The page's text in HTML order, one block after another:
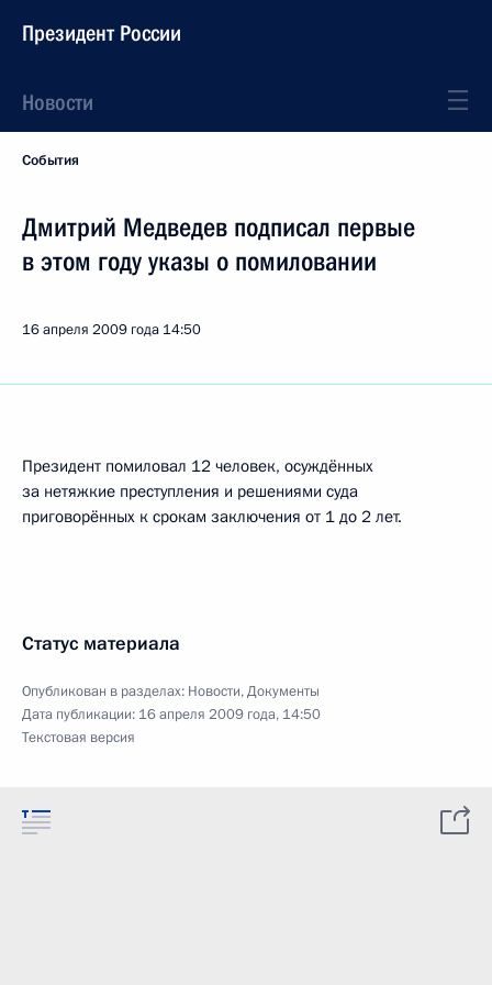
Президент России
Новости
События
Дмитрий Медведев подписал первые
в этом году указы о помиловании
16 апреля 2009 года 14:50
Президент помиловал 12 человек, осуждённых
за нетяжкие преступления и решениями суда
приговорённых к срокам заключения от 1 до 2 лет.
Статус материала
Опубликован в разделах: Новости,Документы
Дата публикации: 16 апреля 2009 года, 14:50
Текстовая версия